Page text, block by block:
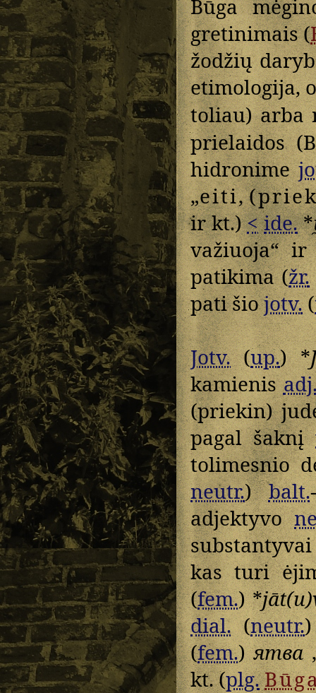
Būga
gretinimais (
žodžių
etimologija,
toliau) arba
prielaidos (
hidronime
„eiti,
ir kt.)< ide.*
važiuoja“
patikima (žr.
pati šiojotv.(
Jotv.(up.) *
kamienis
(priekin)
pagal šaknį
tolimesnio
neutr.)balt.-
adjektyvo
kas turi
(fem.) *
dial.(neutr.
(fem.)ятва
kt. (plg.